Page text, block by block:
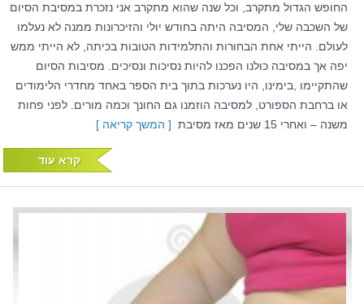
החופש הגדול מתקרב, וכל שנה שהוא מתקרב אני נזכרת במסיבת הסיום
של השכבה שלי, המסיבה היתה בחודש יולי והזיכרונות ממנה לא נעלמו
לעולם. הייתי אחת הבחורות והתלמידות הטובות בכיתה, לא הייתי ממש
יפה אך במסיבה כולנו הפכנו להיות נסיכות ונסיכים. מסיבות הסיום
שהתקיימו ,בימינו, היו נערכות בתוך בית הספר באחד מחדרי הלימודים
או ברחבת הספורט, למסיבה הוזמנו גם החונך וכמה מורים. לפני פחות
משנה – ואחרי 15 שנים מאז מסיבת
[ המשך קריאה ]
קרא עוד